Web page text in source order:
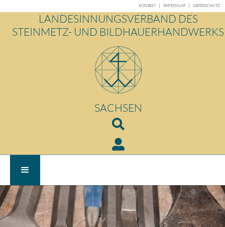
KONTAKT IMPRESSUM DATENSCHUTZ
LANDESINNUNGSVERBAND DES
STEINMETZ- UND BILDHAUERHANDWERKS
SACHSEN

